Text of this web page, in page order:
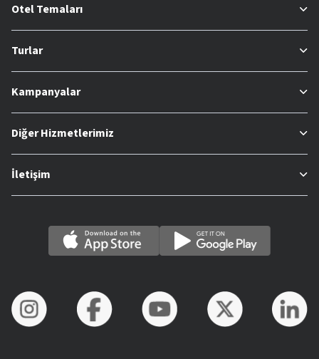
Otel Temaları
Turlar
Kampanyalar
Diğer Hizmetlerimiz
İletişim